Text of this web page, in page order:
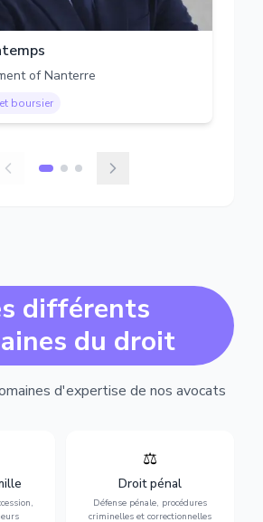
of Nanterre
boursier
différents
du droit
d'expertise de nos avocats
et
⚖️
Droit pénal
Défense pénale, procédures
criminelles et correctionnelles
Expertise en matière pénale,
vue jusqu'au procès, pour
toute affaire correctionnelle
ou criminelle.